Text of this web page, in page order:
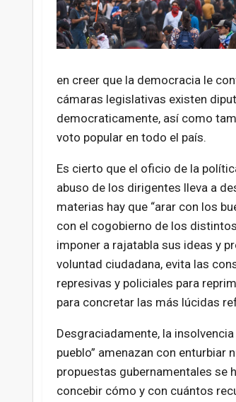
en creer que la democracia le
cámaras legislativas existen
democraticamente, así como
voto popular en todo el país.
Es cierto que el oficio de la
abuso de los dirigentes lleva a
materias hay que “arar con los
con el cogobierno de los
imponer a rajatabla sus ideas y
voluntad ciudadana, evita las
represivas y policiales para
para concretar las más lúcidas
Desgraciadamente, la
pueblo” amenazan con
propuestas gubernamentales se
concebir cómo y con cuántos